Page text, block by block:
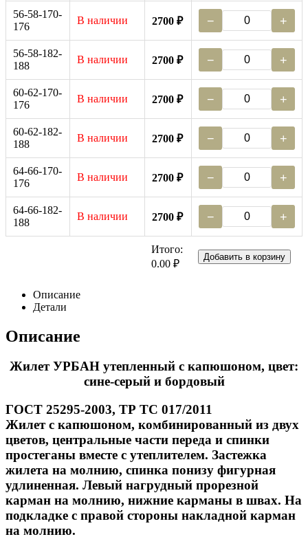
56-58-170-
176
В наличии 2700 ₽ − +
56-58-182-
188
В наличии 2700 ₽ − +
60-62-170-
176
В наличии 2700 ₽ − +
60-62-182-
188
В наличии 2700 ₽ − +
64-66-170-
176
В наличии 2700 ₽ − +
64-66-182-
188
В наличии 2700 ₽ − +
Итого:
0.00 ₽
Добавить в корзину
Описание
Детали
Описание
Жилет УРБАН утепленный с капюшоном, цвет:
сине-серый и бордовый
ГОСТ 25295-2003, ТР ТС 017/2011
Жилет с капюшоном, комбинированный из двух
цветов, центральные части переда и спинки
простеганы вместе с утеплителем. Застежка
жилета на молнию, спинка понизу фигурная
удлиненная. Левый нагрудный прорезной
карман на молнию, нижние карманы в швах. На
подкладке с правой стороны накладной карман
на молнию.